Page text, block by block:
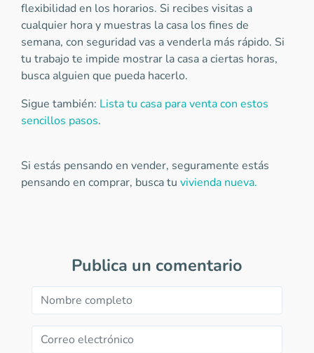
flexibilidad en los horarios. Si recibes visitas a
cualquier hora y muestras la casa los fines de
semana, con seguridad vas a venderla más rápido. Si
tu trabajo te impide mostrar la casa a ciertas horas,
busca alguien que pueda hacerlo.
Sigue también: Lista tu casa para venta con estos
sencillos pasos.
Si estás pensando en vender, seguramente estás
pensando en comprar, busca tu vivienda nueva.
Publica un comentario